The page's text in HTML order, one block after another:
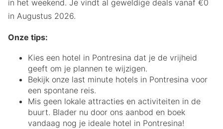
in het weekend. Je vindt al geweldige deals vanaf €0
in Augustus 2026.
Onze tips:
Kies een hotel in Pontresina dat je de vrijheid
geeft om je plannen te wijzigen.
Bekijk onze last minute hotels in Pontresina voor
een spontane reis.
Mis geen lokale attracties en activiteiten in de
buurt. Blader nu door ons aanbod en boek
vandaag nog je ideale hotel in Pontresina!